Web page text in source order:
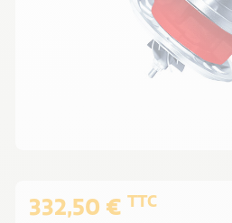
332,50 € TTC